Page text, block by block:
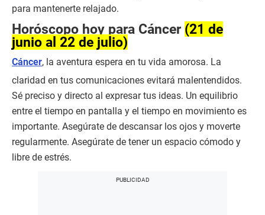
para mantenerte relajado.
Horóscopo hoy para Cáncer (21 de
junio al 22 de julio)
Cáncer, la aventura espera en tu vida amorosa. La
claridad en tus comunicaciones evitará malentendidos.
Sé preciso y directo al expresar tus ideas. Un equilibrio
entre el tiempo en pantalla y el tiempo en movimiento es
importante. Asegúrate de descansar los ojos y moverte
regularmente. Asegúrate de tener un espacio cómodo y
libre de estrés.